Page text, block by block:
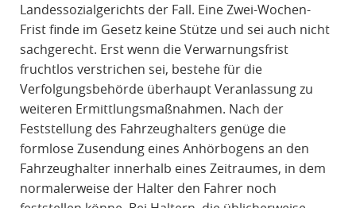
Landessozialgerichts der Fall. Eine Zwei-Wochen-
Frist finde im Gesetz keine Stütze und sei auch nicht
sachgerecht. Erst wenn die Verwarnungsfrist
fruchtlos verstrichen sei, bestehe für die
Verfolgungsbehörde überhaupt Veranlassung zu
weiteren Ermittlungsmaßnahmen. Nach der
Feststellung des Fahrzeughalters genüge die
formlose Zusendung eines Anhörbogens an den
Fahrzeughalter innerhalb eines Zeitraumes, in dem
normalerweise der Halter den Fahrer noch